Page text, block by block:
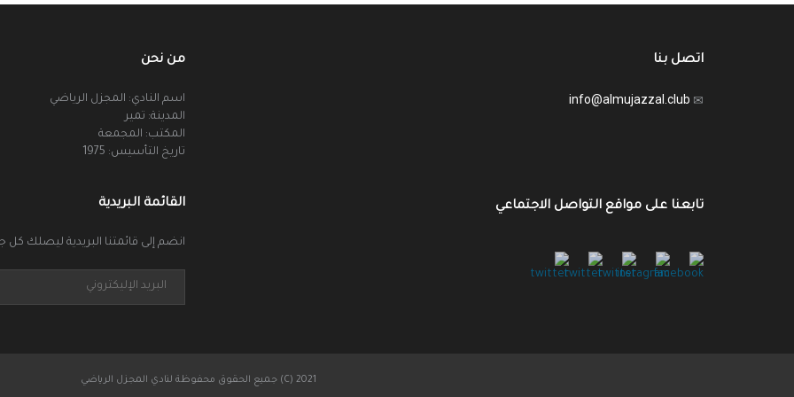
اتصل بنا
info@almujazzal.club
من نحن
اسم النادي: المجزل الرياضي
المدينة: تمير
المكتب: المجمعة
تاريخ التأسيس: 1975
تابعنا على مواقع التواصل الاجتماعي القائمة البريدية
انضم إلى قائمتنا البريدية ليصلك كل
جميع الحقوق محفوظة لنادي المجزل الرياضي (C) 2021